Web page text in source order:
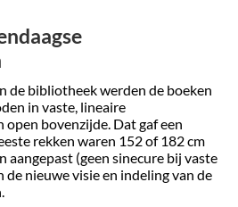
de bibliotheek werden de boeken
in vaste, lineaire
open bovenzijde. Dat gaf een
rekken waren 152 of 182 cm
aangepast (geen sinecure bij vaste
de nieuwe visie en indeling van de